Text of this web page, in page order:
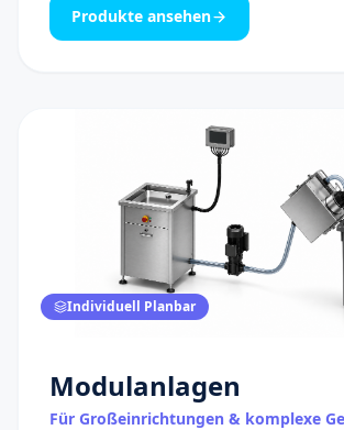
Produkte ansehen
Individuell Planbar
Modulanlagen
Für Großeinrichtungen & komplexe